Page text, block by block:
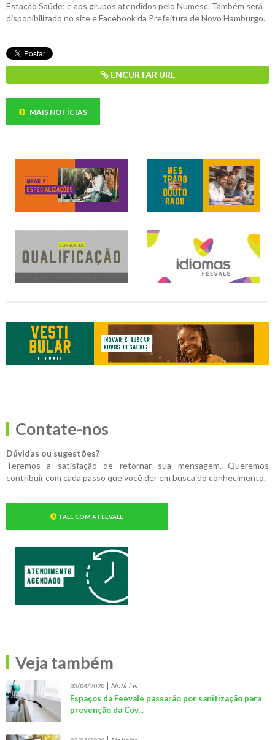
Estação Saúde; e aos grupos atendidos pelo Numesc. Também será
disponibilizado no site e Facebook da Prefeitura de Novo Hamburgo.
ENCURTAR URL
MAIS NOTÍCIAS
Contate-nos
Dúvidas ou sugestões?
Teremos a satisfação de retornar sua mensagem. Queremos
contribuir com cada passo que você der em busca do conhecimento.
FALE COM A FEEVALE
Veja também
03/04/2020 Notícias
Espaços da Feevale passarão por sanitização para
prevenção da Cov...